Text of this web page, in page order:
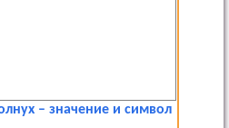
– значение и символ